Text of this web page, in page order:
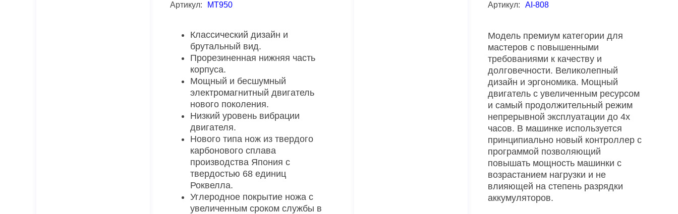
Артикул: MT950
Классический дизайн и
брутальный вид.
Прорезиненная нижняя часть
корпуса.
Мощный и бесшумный
электромагнитный двигатель
нового поколения.
Низкий уровень вибрации
двигателя.
Нового типа нож из твердого
карбонового сплава
производства Япония с
твердостью 68 единиц
Роквелла.
Углеродное покрытие ножа с
увеличенным сроком службы в
Артикул: AI-808
Модель премиум категории для
мастеров с повышенными
требованиями к качеству и
долговечности. Великолепный
дизайн и эргономика. Мощный
двигатель с увеличенным ресурсом
и самый продолжительный режим
непрерывной эксплуатации до 4х
часов. В машинке используется
принципиально новый контроллер с
программой позволяющий
повышать мощность машинки с
возрастанием нагрузки и не
влияющей на степень разрядки
аккумуляторов.